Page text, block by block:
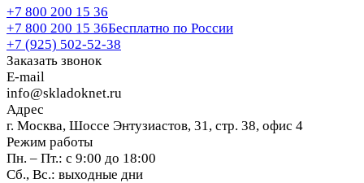
+7 800 200 15 36
+7 800 200 15 36Бесплатно по России
+7 (925) 502-52-38
Заказать звонок
E-mail
info@skladoknet.ru
Адрес
г. Москва, Шоссе Энтузиастов, 31, стр. 38, офис 4
Режим работы
Пн. – Пт.: с 9:00 до 18:00
Сб., Вс.: выходные дни